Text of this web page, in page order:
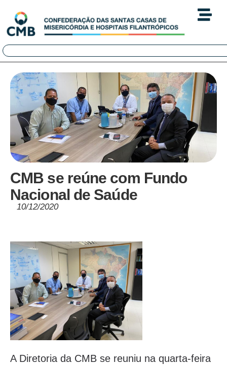
CMB se reúne com Fundo
Nacional de Saúde
10/12/2020
A Diretoria da CMB se reuniu na quarta-feira